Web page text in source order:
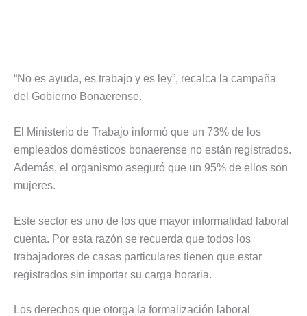
“No es ayuda, es trabajo y es ley”, recalca la campaña
del Gobierno Bonaerense.
El Ministerio de Trabajo informó que un 73% de los
empleados domésticos bonaerense no están registrados.
Además, el organismo aseguró que un 95% de ellos son
mujeres.
Este sector es uno de los que mayor informalidad laboral
cuenta. Por esta razón se recuerda que todos los
trabajadores de casas particulares tienen que estar
registrados sin importar su carga horaria.
Los derechos que otorga la formalización laboral